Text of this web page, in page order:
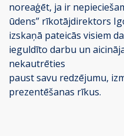
noreaģēt, ja ir
ūdens” rīkotājdirektors
izskaņā pateicās visiem
ieguldīto darbu un
nekautrēties
paust savu redzējumu,
prezentēšanas rīkus.